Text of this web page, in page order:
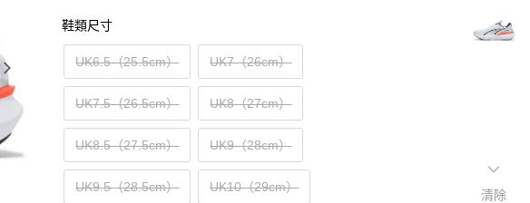
鞋類尺寸
UK6.5（25.5cm） UK7（26cm）
UK7.5（26.5cm） UK8（27cm）
UK8.5（27.5cm） UK9（28cm）
UK9.5（28.5cm） UK10（29cm）
清除